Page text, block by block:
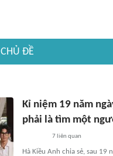
CHỦ ĐỀ
Kỉ niệm 19 năm
phải là tìm một
7 liên quan
Hà Kiều Anh chia sẻ, sau